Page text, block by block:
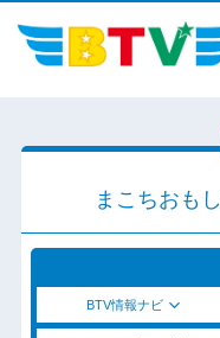
まこちおも
BTV情報ナビ